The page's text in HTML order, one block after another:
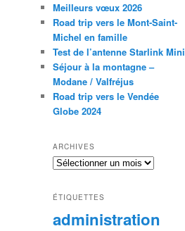
Meilleurs vœux 2026
Road trip vers le Mont-Saint-
Michel en famille
Test de l’antenne Starlink Mini
Séjour à la montagne –
Modane / Valfréjus
Road trip vers le Vendée
Globe 2024
ARCHIVES
Archives
ÉTIQUETTES
administration